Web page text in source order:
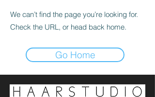
We can’t find the page you’re looking for.
Check the URL, or head back home.
Go Home